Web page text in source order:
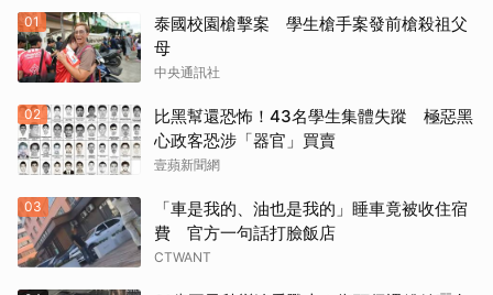
01
泰國校園槍擊案 學生槍手案發前槍殺祖父
母
中央通訊社
02
比黑幫還恐怖！43名學生集體失蹤 極惡黑
心政客恐涉「器官」買賣
壹蘋新聞網
03
「車是我的、油也是我的」睡車竟被收住宿
費 官方一句話打臉飯店
CTWANT